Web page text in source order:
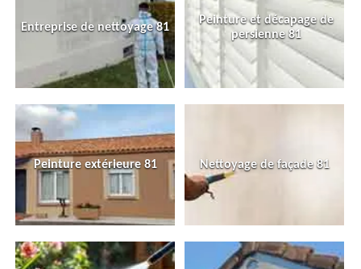
Entreprise de nettoyage 81
Peinture et décapage de
persienne 81
Peinture extérieure 81 Nettoyage de façade 81